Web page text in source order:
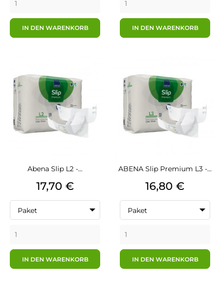
IN DEN WARENKORB IN DEN WARENKORB
Abena Slip L2 -...
Preis
17,70 €
Paket
IN DEN WARENKORB
ABENA Slip Premium L3 -...
Preis
16,80 €
Paket
IN DEN WARENKORB